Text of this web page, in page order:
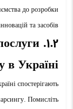
до розробки
та засобів.
в Україні
спостерігають
Помисліть